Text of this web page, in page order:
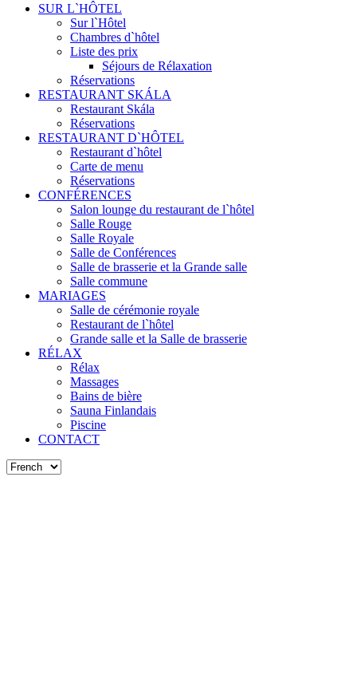
SUR L`HÔTEL
Sur l`Hôtel
Chambres d`hôtel
Liste des prix
Séjours de Rélaxation
Réservations
RESTAURANT SKÁLA
Restaurant Skála
Réservations
RESTAURANT D`HÔTEL
Restaurant d`hôtel
Carte de menu
Réservations
CONFÉRENCES
Salon lounge du restaurant de l`hôtel
Salle Rouge
Salle Royale
Salle de Conférences
Salle de brasserie et la Grande salle
Salle commune
MARIAGES
Salle de cérémonie royale
Restaurant de l`hôtel
Grande salle et la Salle de brasserie
RÉLAX
Rélax
Massages
Bains de bière
Sauna Finlandais
Piscine
CONTACT